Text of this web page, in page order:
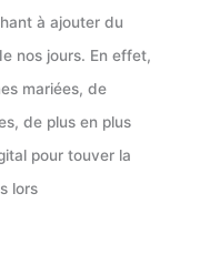
à ajouter du
nos jours. En effet,
mariées, de
de plus en plus
pour touver la
lors